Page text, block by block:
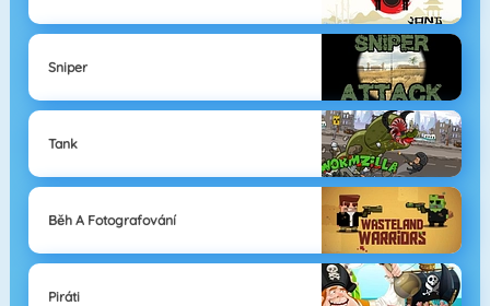
Sniper
Tank
Běh A Fotografování
Piráti